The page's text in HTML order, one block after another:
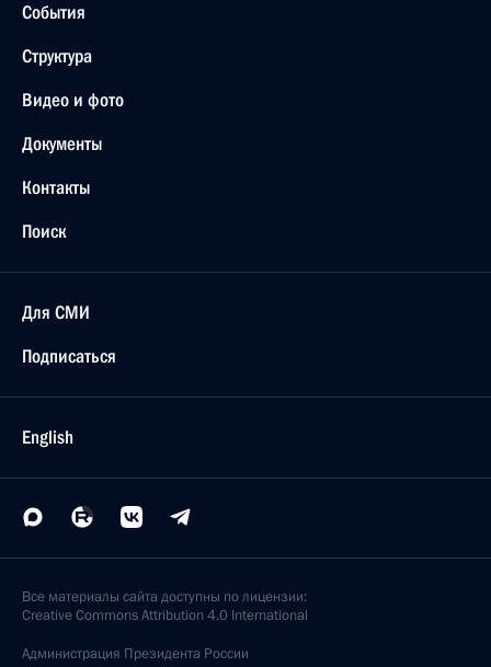
События
Структура
Видео и фото
Документы
Контакты
Поиск
Для СМИ
Подписаться
English
Все материалы сайта доступны по лицензии:
Creative Commons Attribution 4.0 International
Администрация Президента России